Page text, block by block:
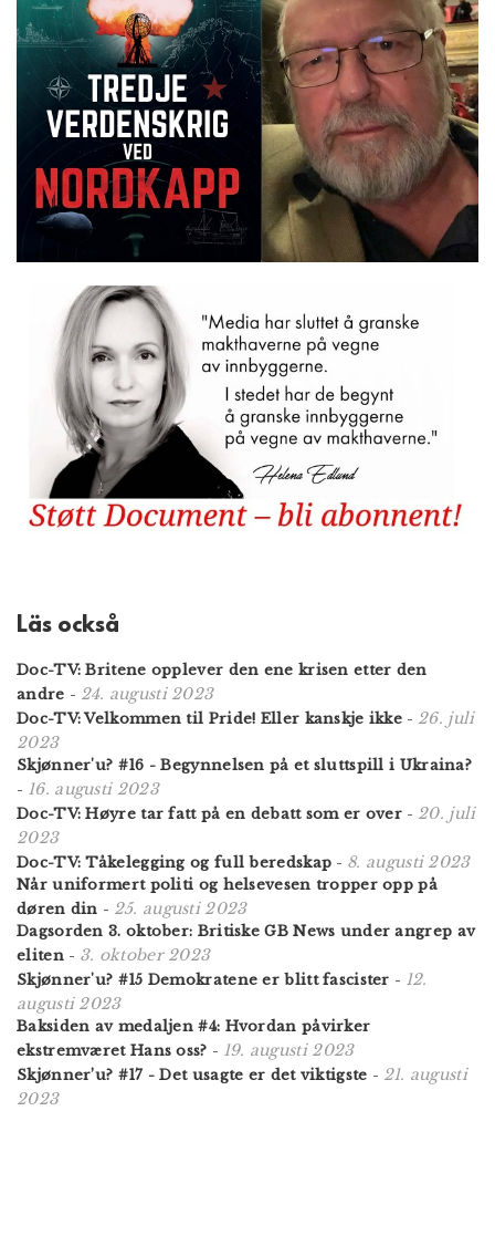
Läs också
Doc-TV: Britene opplever den ene krisen etter den
andre - 24. augusti 2023
Doc-TV: Velkommen til Pride! Eller kanskje ikke - 26. juli
2023
Skjønner'u? #16 - Begynnelsen på et sluttspill i Ukraina?
- 16. augusti 2023
Doc-TV: Høyre tar fatt på en debatt som er over - 20. juli
2023
Doc-TV: Tåkelegging og full beredskap - 8. augusti 2023
Når uniformert politi og helsevesen tropper opp på
døren din - 25. augusti 2023
Dagsorden 3. oktober: Britiske GB News under angrep av
eliten- 3. oktober 2023
Skjønner'u? #15 Demokratene er blitt fascister - 12.
augusti 2023
Baksiden av medaljen #4: Hvordan påvirker
ekstremværet Hans oss? - 19. augusti 2023
Skjønner’u? #17 - Det usagte er det viktigste - 21. augusti
2023